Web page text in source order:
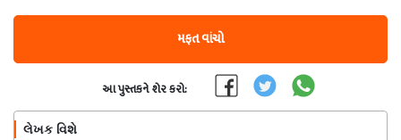
મફત વાંચો
આ પુસ્તકને શેર કરો:
લેખક વિશે